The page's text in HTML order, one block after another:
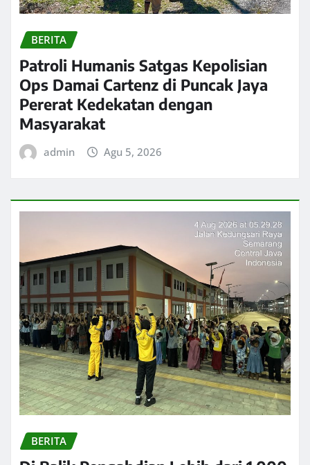
BERITA
Patroli Humanis Satgas Kepolisian
Ops Damai Cartenz di Puncak Jaya
Pererat Kedekatan dengan
Masyarakat
admin Agu 5, 2026
BERITA